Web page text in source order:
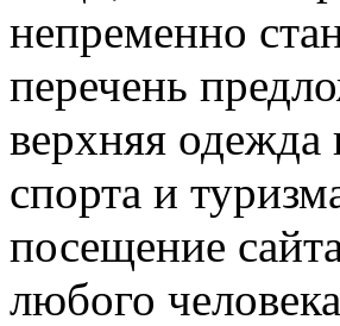
непременно
перечень
верхняя одежда
спорта и
посещение
любого